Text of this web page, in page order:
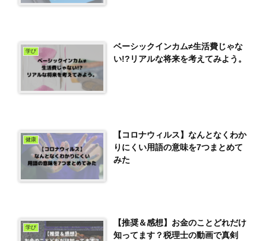
学び
ベーシックインカム≠生活費じゃな
い!?リアルな将来を考えてみよう。
健康
【コロナウィルス】なんとなくわか
りにくい用語の意味を7つまとめて
みた
学び
【推奨＆感想】お金のことどれだけ
知ってます？税理士の動画で真剣